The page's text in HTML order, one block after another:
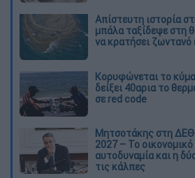
Απίστευτη ιστορία
μπάλα ταξίδεψε στη
να κρατήσει ζωντανό
Κορυφώνεται το
δείξει 40αρια το
σε red code
Μητσοτάκης στη ΔΕΘ
2027 – Το
αυτοδυναμία και η
τις κάλπες